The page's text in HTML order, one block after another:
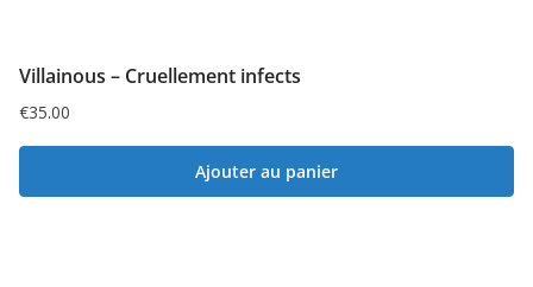
Villainous – Cruellement infects
€35.00
Ajouter au panier